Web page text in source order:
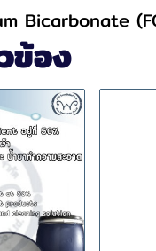
Bicarbonate
ข้อง